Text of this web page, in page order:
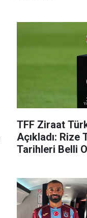
TFF Ziraat
Açıkladı:
Tarihleri Belli